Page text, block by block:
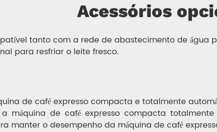
Acessórios
tanto com a rede de abastecimento de água
para resfriar o leite fresco.
de café expresso compacta e totalmente
máquina de café expresso compacta
manter o desempenho da máquina de café